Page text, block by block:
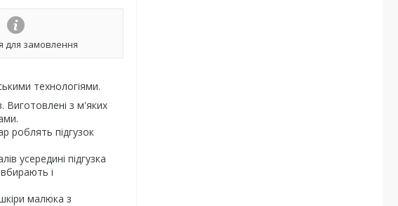
для замовлення
технологіями.
Виготовлені з м'яких
роблять підгузок
усередині підгузка
і
малюка з